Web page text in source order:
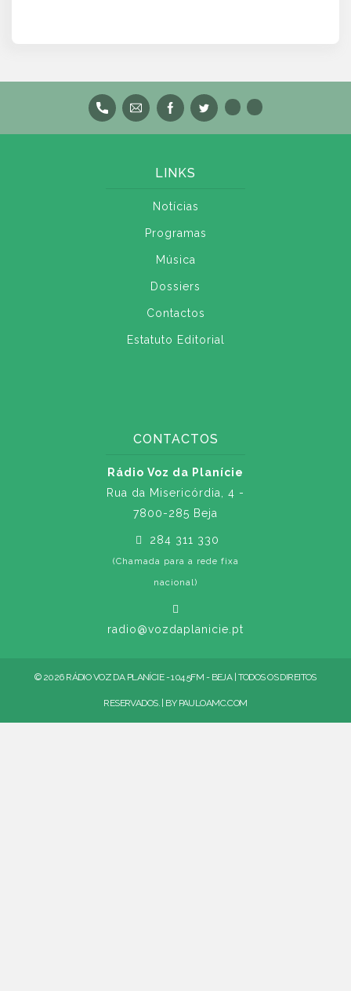
LINKS
Notícias
Programas
Música
Dossiers
Contactos
Estatuto Editorial
CONTACTOS
Rádio Voz da Planície
Rua da Misericórdia, 4 -
7800-285 Beja
284 311 330
(Chamada para a rede fixa
nacional)
radio@vozdaplanicie.pt
© 2026 RÁDIO VOZ DA PLANÍCIE - 104.5FM - BEJA | TODOS OS DIREITOS
RESERVADOS. | BY PAULOAMC.COM